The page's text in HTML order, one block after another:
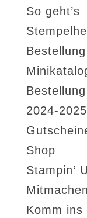
So geht’s
2024-2025
Shop
Stampin‘
Mitmachen
Komm ins